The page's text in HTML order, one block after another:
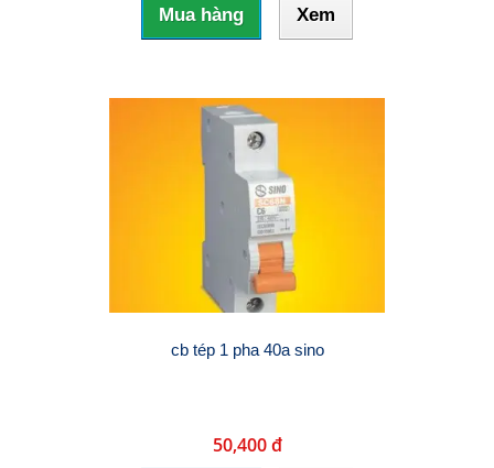
Mua hàng Xem
cb tép 1 pha 40a sino
50,400 đ